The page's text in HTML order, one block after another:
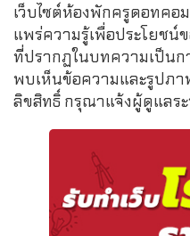
เว็บไซต์ห้องพักครูดอทคอ
แพร่ความรู้เพื่อประโยชน์
ที่ปรากฏในบทความเป็นก
พบเห็นข้อความและรูปภา
ลิขสิทธิ์ กรุณาแจ้งผู้ดูแลร